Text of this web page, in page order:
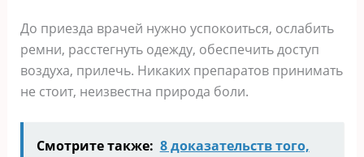
До приезда врачей нужно успокоиться, ослабить
ремни, расстегнуть одежду, обеспечить доступ
воздуха, прилечь. Никаких препаратов принимать
не стоит, неизвестна природа боли.
Смотрите также: 8 доказательств того,